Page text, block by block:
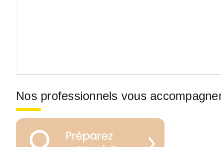
Nos professionnels vous